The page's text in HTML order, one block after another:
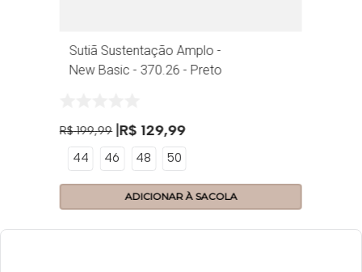
Sutiã Sustentação Amplo -
New Basic - 370.26 - Preto
R$ 199,99 R$ 129,99
44 46 48 50
ADICIONAR À SACOLA